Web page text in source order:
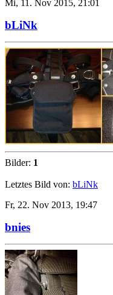
Mi, 11. Nov 2015, 21:01
bLiNk
Bilder: 1
Letztes Bild von: bLiNk
Fr, 22. Nov 2013, 19:47
bnies